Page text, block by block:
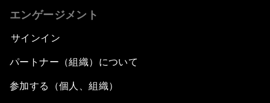
エンゲージメント
サインイン
パートナー（組織）について
参加する（個人、組織）